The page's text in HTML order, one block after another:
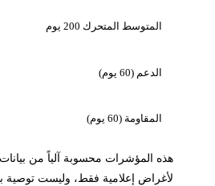
المتوسط المتحرك 200 يوم
الدعم (60 يوم)
المقاومة (60 يوم)
هذه المؤشرات محسوبة آلياً من بيانات
لأغراض إعلامية فقط، وليست توصية